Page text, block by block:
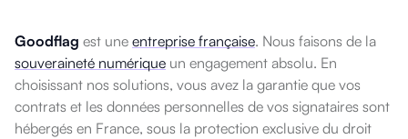
Goodflag est une entreprise française. Nous faisons de la
souveraineté numérique un engagement absolu. En
choisissant nos solutions, vous avez la garantie que vos
contrats et les données personnelles de vos signataires sont
hébergés en France, sous la protection exclusive du droit